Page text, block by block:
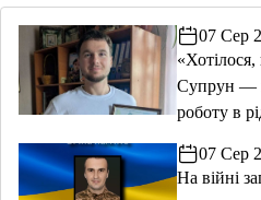
07 Сер
Супрун —
роботу в
07 Сер
На війні